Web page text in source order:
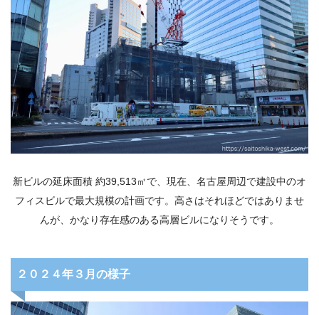
新ビルの延床面積 約39,513㎡で、現在、名古屋周辺で建設中のオ
フィスビルで最大規模の計画です。高さはそれほどではありませ
んが、かなり存在感のある高層ビルになりそうです。
２０２４年３月の様子